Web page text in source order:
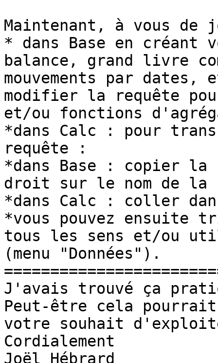
Maintenant, à vous
* dans Base en créant
balance, grand livre
mouvements par dates,
modifier la requête
et/ou fonctions
*dans Calc : pour
requête :
*dans Base : copier
droit sur le nom de la
*dans Calc : coller
*vous pouvez ensuite
tous les sens et/ou
(menu "Données").
J'avais trouvé ça
Peut-être cela
votre souhait
Cordialement
Joël Hébrard